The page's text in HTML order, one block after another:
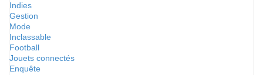
Indies
Gestion
Mode
Inclassable
Football
Jouets connectés
Enquête